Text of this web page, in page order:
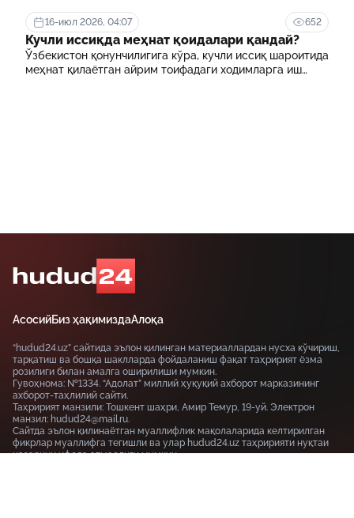
16-июл 2026, 04:07 652
Кучли иссиқда меҳнат қоидалари қандай?
Ўзбекистон қонунчилигига кўра, кучли иссиқ шароитида
меҳнат қилаётган айрим тоифадаги ходимларга иш
АсосийБиз ҳақимиздаАлоқа
“hudud24.uz” сайтида эълон қилинган материаллардан нусха кўчириш,
тарқатиш ва бошқа шаклларда фойдаланиш фақат таҳририят ёзма
розилиги билан амалга оширилиши мумкин.
Гувоҳнома: №1334. “Адолат” миллий ҳуқуқий ахборот марказининг
ахборот-таҳлилий сайти.
Таҳририят манзили: Тошкент шаҳри, Амир Темур, 19-уй. Электрон
манзил: hudud24@mail.ru.
Сайтда эълон қилинаётган муаллифлик мақолаларида келтирилган
фикрлар муаллифга тегишли ва улар hudud24.uz таҳририяти нуқтаи
назарини ифода этмаслиги мумкин.